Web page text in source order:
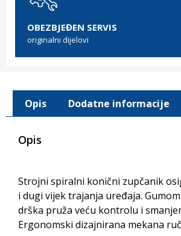
OBEZBJEĐEN SERVIS
originalni dijelovi
Opis Dodatne informacije
Opis
Strojni spiralni konični zupčanik
i dugi vijek trajanja uređaja.
drška pruža veću kontrolu i
Ergonomski dizajnirana mekana